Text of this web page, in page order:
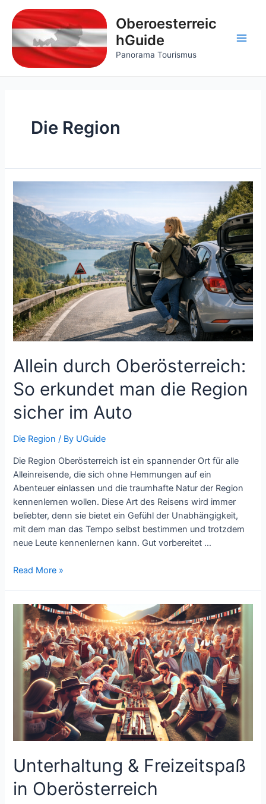
content
Oberoesterreic
hGuide
Panorama Tourismus
Die Region
Allein durch Oberösterreich:
So erkundet man die Region
sicher im Auto
Die Region / By UGuide
Die Region Oberösterreich ist ein spannender Ort für alle
Alleinreisende, die sich ohne Hemmungen auf ein
Abenteuer einlassen und die traumhafte Natur der Region
kennenlernen wollen. Diese Art des Reisens wird immer
beliebter, denn sie bietet ein Gefühl der Unabhängigkeit,
mit dem man das Tempo selbst bestimmen und trotzdem
neue Leute kennenlernen kann. Gut vorbereitet …
Allein
erkundet
man
die
Region
sicher
Auto
Read More »
Unterhaltung & Freizeitspaß
in Oberösterreich